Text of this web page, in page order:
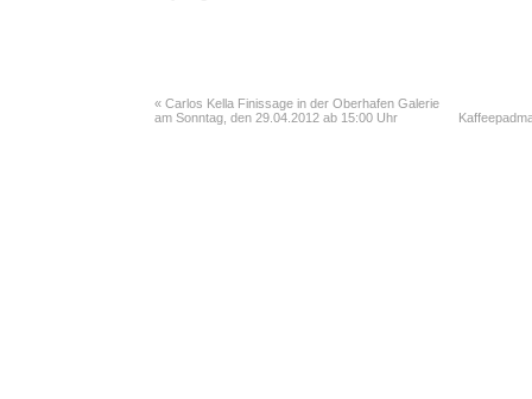
« Carlos Kella Finissage in der Oberhafen Galerie
am Sonntag, den 29.04.2012 ab 15:00 Uhr